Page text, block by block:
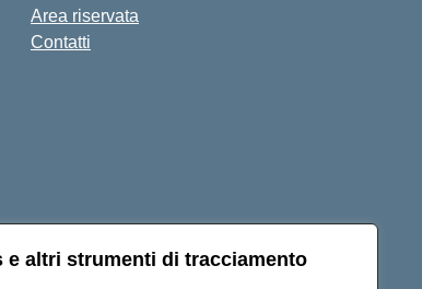
e altri strumenti di tracciamento
Area riservata
Contatti
Seguici su: